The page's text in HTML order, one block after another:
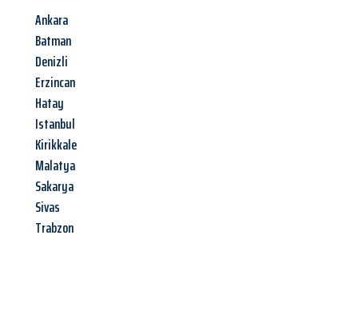
Ankara
Batman
Denizli
Erzincan
Hatay
Istanbul
Kirikkale
Malatya
Sakarya
Sivas
Trabzon